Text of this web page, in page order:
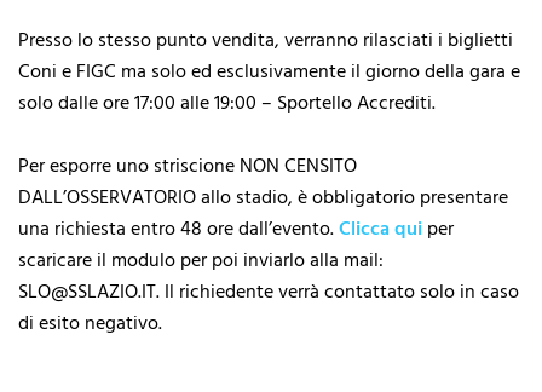
Presso lo stesso punto vendita, verranno rilasciati i biglietti
Coni e FIGC ma solo ed esclusivamente il giorno della gara e
solo dalle ore 17:00 alle 19:00 – Sportello Accrediti.
Per esporre uno striscione NON CENSITO
DALL’OSSERVATORIO allo stadio, è obbligatorio presentare
una richiesta entro 48 ore dall’evento.Clicca qui per
scaricare il modulo per poi inviarlo alla mail:
SLO@SSLAZIO.IT. Il richiedente verrà contattato solo in caso
di esito negativo.